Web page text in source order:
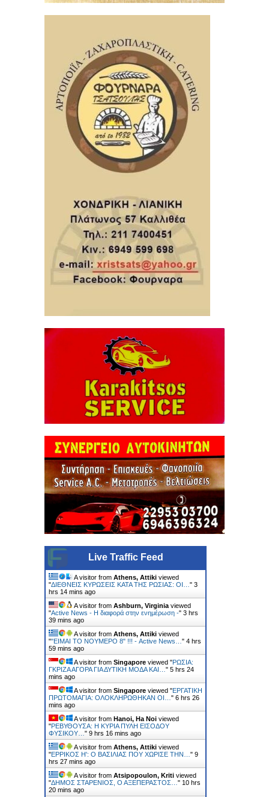
Live Traffic Feed
A visitor from Athens, Attiki viewed
"ΔΙΕΘΝΕΙΣ ΚΥΡΩΣΕΙΣ ΚΑΤΑ ΤΗΣ ΡΩΣΙΑΣ: ΟΙ… " 3
hrs 14 mins ago
A visitor from Ashburn, Virginia viewed
"Active News - Η διαφορά στην ενημέρωση -" 3 hrs
39 mins ago
A visitor from Athens, Attiki viewed
""ΕΙΜΑΙ ΤΟ ΝΟΥΜΕΡΟ 8" !!! - Active News… " 4 hrs
59 mins ago
A visitor from Singapore viewed "ΡΩΣΙΑ:
ΓΚΡΙΖΑ ΑΓΟΡΑ ΓΙΑ ΔΥΤΙΚΗ ΜΟΔΑ ΚΑΙ… " 5 hrs 24
mins ago
A visitor from Singapore viewed "ΕΡΓΑΤΙΚΗ
ΠΡΩΤΟΜΑΓΙΑ: ΟΛΟΚΛΗΡΩΘΗΚΑΝ ΟΙ… " 6 hrs 26
mins ago
A visitor from Hanoi, Ha Noi viewed
"ΡΕΒΥΘΟΥΣΑ: H ΚΥΡΙΑ ΠΥΛΗ ΕΙΣΟΔΟΥ
ΦΥΣΙΚΟΥ… " 9 hrs 16 mins ago
A visitor from Athens, Attiki viewed
"ΕΡΡΙΚΟΣ H': Ο ΒΑΣΙΛΙΑΣ ΠΟΥ ΧΩΡΙΣΕ ΤΗΝ… " 9
hrs 27 mins ago
A visitor from Atsipopoulon, Kriti viewed
"ΔΗΜΟΣ ΣΤΑΡΕΝΙΟΣ, Ο ΑΞΕΠΕΡΑΣΤΟΣ… " 10 hrs
20 mins ago